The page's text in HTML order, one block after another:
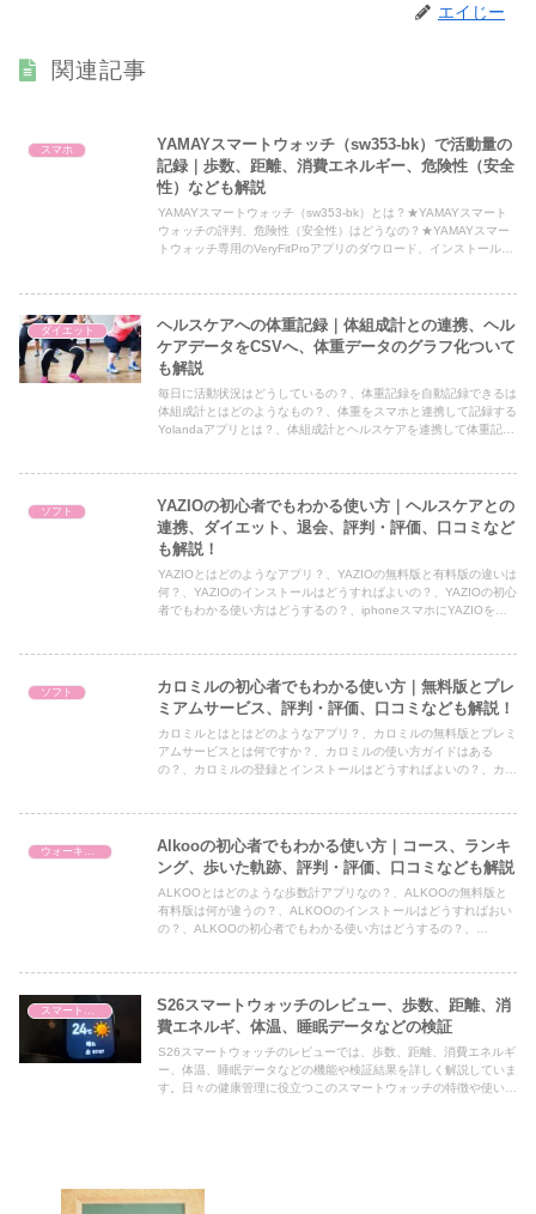
エイじー
関連記事
スマホ
YAMAYスマートウォッチ（sw353-bk）で活動量の
記録｜歩数、距離、消費エネルギー、危険性（安全
性）なども解説
YAMAYスマートウォッチ（sw353-bk）とは？★YAMAYスマート
ウォッチの評判、危険性（安全性）はどうなの？★YAMAYスマー
トウォッチ専用のVeryFitProアプリのダウロード、インストールは
ダイエット
ヘルスケアへの体重記録｜体組成計との連携、ヘル
ケアデータをCSVへ、体重データのグラフ化ついて
も解説
毎日に活動状況はどうしているの？、体重記録を自動記録できるは
体組成計とはどのようなもの？、体重をスマホと連携して記録する
Yolandaアプリとは？、体組成計とヘルスケアを連携して体重記録
の？などについて解説した記事です。
ソフト
YAZIOの初心者でもわかる使い方｜ヘルスケアとの
連携、ダイエット、退会、評判・評価、口コミなど
も解説！
YAZIOとはどのようなアプリ？、YAZIOの無料版と有料版の違いは
何？、YAZIOのインストールはどうすればよいの？、YAZIOの初心
者でもわかる使い方はどうするの？、iphoneスマホにYAZIOをイ
ついて解説した記事です。
ソフト
カロミルの初心者でもわかる使い方｜無料版とプレ
ミアムサービス、評判・評価、口コミなども解説！
カロミルとはとはどのようなアプリ？、カロミルの無料版とプレミ
アムサービスとは何ですか？、カロミルの使い方ガイドはある
の？、カロミルの登録とインストールはどうすればよいの？、カロ
ウォーキング
Alkooの初心者でもわかる使い方｜コース、ランキ
ング、歩いた軌跡、評判・評価、口コミなども解説
ALKOOとはどのような歩数計アプリなの？、ALKOOの無料版と
有料版は何が違うの？、ALKOOのインストールはどうすればおい
の？、ALKOOの初心者でもわかる使い方はどうするの？、
スマートウォッチ
S26スマートウォッチのレビュー、歩数、距離、消
費エネルギ、体温、睡眠データなどの検証
S26スマートウォッチのレビューでは、歩数、距離、消費エネルギ
ー、体温、睡眠データなどの機能や検証結果を詳しく解説していま
す。日々の健康管理に役立つこのスマートウォッチの特徴や使い